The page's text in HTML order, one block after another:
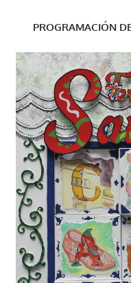
PROGRAMACIÓN